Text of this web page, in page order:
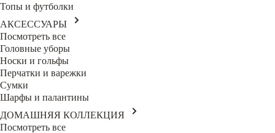
Топы и футболки
АКСЕССУАРЫ
Посмотреть все
Головные уборы
Носки и гольфы
Перчатки и варежки
Сумки
Шарфы и палантины
ДОМАШНЯЯ КОЛЛЕКЦИЯ
Посмотреть все